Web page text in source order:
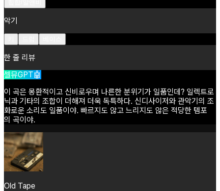
악기
한 줄 리뷰
셀뮤GPT🤖
이 곡은 몽환적이고 신비로우며 나른한 분위기가 일품인데? 일렉트로
닉과 기타의 조합이 더해져 더욱 독특하다. 신디사이저와 관악기의 조
화로운 소리도 일품이야. 빠르지도 않고 느리지도 않은 적당한 템포
의 곡이야.
Old Tape